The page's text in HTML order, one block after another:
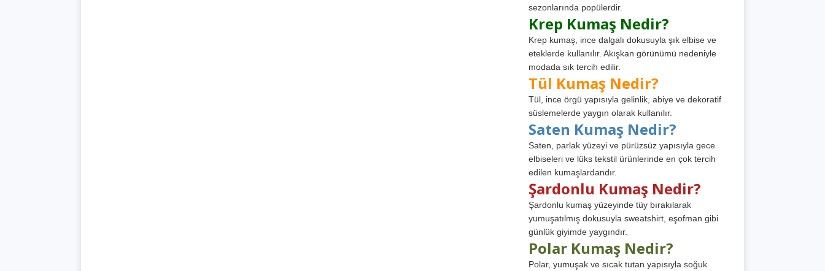
sezonlarında popülerdir.
Krep Kumaş Nedir?
Krep kumaş, ince dalgalı dokusuyla şık elbise ve
eteklerde kullanılır. Akışkan görünümü nedeniyle
modada sık tercih edilir.
Tül Kumaş Nedir?
Tül, ince örgü yapısıyla gelinlik, abiye ve dekoratif
süslemelerde yaygın olarak kullanılır.
Saten Kumaş Nedir?
Saten, parlak yüzeyi ve pürüzsüz yapısıyla gece
elbiseleri ve lüks tekstil ürünlerinde en çok tercih
edilen kumaşlardandır.
Şardonlu Kumaş Nedir?
Şardonlu kumaş yüzeyinde tüy bırakılarak
yumuşatılmış dokusuyla sweatshirt, eşofman gibi
günlük giyimde yaygındır.
Polar Kumaş Nedir?
Polar, yumuşak ve sıcak tutan yapısıyla soğuk